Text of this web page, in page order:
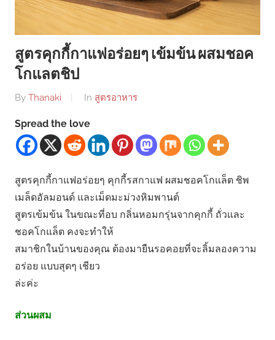
สูตรคุกกี้กาแฟอร่อยๆ เข้มข้น ผสมชอค
โกแลตชิป
By Thanaki In สูตรอาหาร
Spread the love
สูตรคุกกี้กาแฟอร่อยๆ คุกกี้รสกาแฟ ผสมชอคโกแล็ต ชิพ
เมล็ดอัลมอนด์ และเม็ดมะม่วงหิมพานต์
สูตรเข้มข้น ในขณะที่อบ กลิ่นหอมกรุ่นจากคุกกี้ ถั่วและ
ชอคโกแล็ต คงจะทำให้
สมาชิกในบ้านของคุณ ต้องมายืนรอคอยที่จะลิ้มลองความ
อร่อย แบบสุดๆ เชียว
ล่ะค่ะ
ส่วนผสม